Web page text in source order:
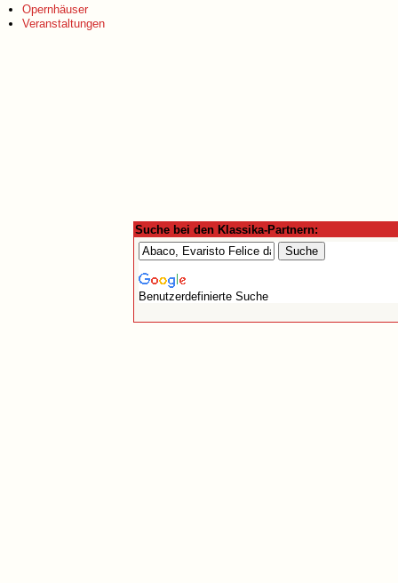
Opernhäuser
Veranstaltungen
Suche bei den Klassika-Partnern:
Benutzerdefinierte Suche